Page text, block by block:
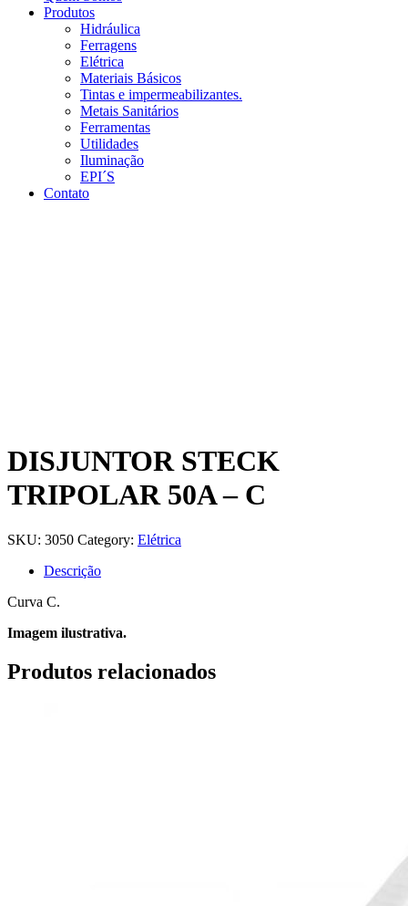
Produtos
Hidráulica
Ferragens
Elétrica
Materiais Básicos
Tintas e impermeabilizantes.
Metais Sanitários
Ferramentas
Utilidades
Iluminação
EPI´S
Contato
DISJUNTOR STECK
TRIPOLAR 50A – C
SKU: 3050 Category: Elétrica
Descrição
Curva C.
Imagem ilustrativa.
Produtos relacionados